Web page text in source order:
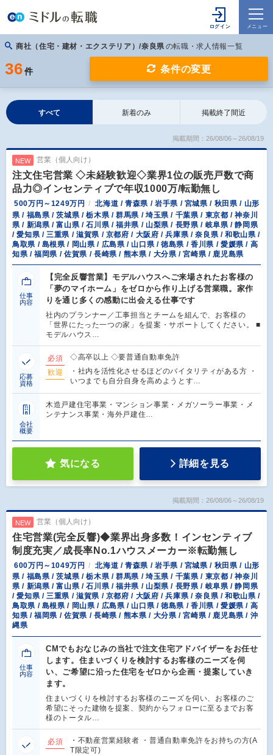
商社（住宅・建材・エクステリア）/奈良県 の転職・求人情報一覧
36 件 条件の変更
すべて 新着のみ 掲載終了間近
掲載期間：26/08/06～26/08/19
NEW 営業（個人向け）
注文住宅営業 ◇未経験歓迎◇業界1位の販売戸数で商
品力◎インセンティブで年収1000万/転勤無し
500万円～1249万円
北海道 / 青森県 / 岩手県 / 宮城県 / 秋田県 / 山形
県 / 福島県 / 茨城県 / 栃木県 / 群馬県 / 埼玉県 / 千葉県 / 東京都 / 神奈川
県 / 新潟県 / 富山県 / 石川県 / 福井県 / 山梨県 / 長野県 / 岐阜県 / 静岡県
/ 愛知県 / 三重県 / 滋賀県 / 京都府 / 大阪府 / 兵庫県 / 奈良県 / 和歌山県 /
鳥取県 / 島根県 / 岡山県 / 広島県 / 山口県 / 徳島県 / 香川県 / 愛媛県 / 高
知県 / 福岡県 / 佐賀県 / 長崎県 / 熊本県 / 大分県 / 宮崎県 / 鹿児島県
仕事
内容
【完全反響営業】モデルハウスへご来場されたお客様の
「夢のマイホーム」をゼロから作り上げる営業職。家作
りを通じ多くの感動に出会える仕事です
社内のプランナー／工事担当とチームを組んで、お客様の
「世界にたった一つの家」を提案・サポートしてください。 ■
モデルハウス…
応募
資格
必須
◇高卒以上 ◇要普通自動車免許
歓迎
・社内を活性化させるほどのバイタリティがある方 ・
いつまでも自分自身を高めようとす…
会社
概要
木造戸建住宅事業・マンション事業・メガソーラー事業・メ
ンテナンス事業・海外戸建住…
気になる 詳細を見る
掲載期間：26/08/06～26/08/19
NEW 営業（個人向け）
住宅営業(完全反響)◆業界出身多数！インセンティブ
制度充実／成長率No.1ハウスメーカー※転勤無し
600万円～1049万円
北海道 / 青森県 / 岩手県 / 宮城県 / 秋田県 / 山形
県 / 福島県 / 茨城県 / 栃木県 / 群馬県 / 埼玉県 / 千葉県 / 東京都 / 神奈川
県 / 新潟県 / 富山県 / 石川県 / 福井県 / 山梨県 / 長野県 / 岐阜県 / 静岡県
/ 愛知県 / 三重県 / 滋賀県 / 京都府 / 大阪府 / 兵庫県 / 奈良県 / 和歌山県 /
鳥取県 / 島根県 / 岡山県 / 広島県 / 山口県 / 徳島県 / 香川県 / 愛媛県 / 高
知県 / 福岡県 / 佐賀県 / 長崎県 / 熊本県 / 大分県 / 宮崎県 / 鹿児島県 / 沖
縄県
仕事
内容
CMでもおなじみの当社で注文住宅アドバイザーをお任せ
します。住まいづくりを検討するお客様のニーズを伺
い、ご希望に沿った住宅をゼロから企画・提案していき
ます。
住まいづくりを検討するお客様のニーズを伺い、お客様のご
希望にそった建物を提案、契約からフォローに至るまでお客
様のトータル…
必須
・不動産営業経験者 ・普通自動車免許をお持ちの方(A
T限定可)